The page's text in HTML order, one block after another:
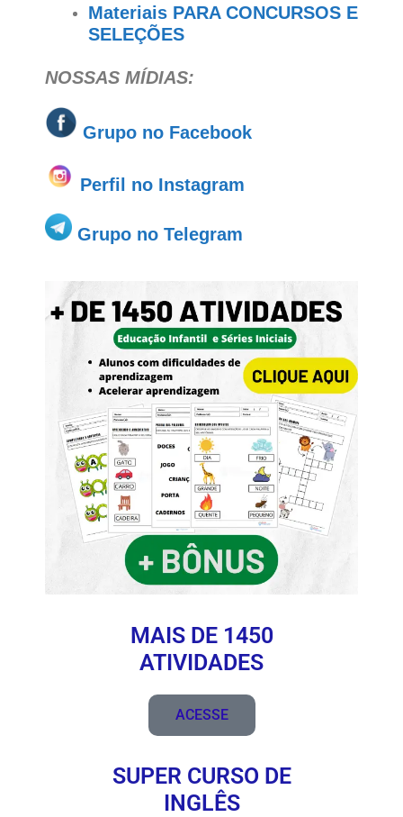
Materiais PARA CONCURSOS E
SELEÇÕES
NOSSAS MÍDIAS:
Grupo no Facebook
Perfil no Instagram
Grupo no Telegram
MAIS DE 1450
ATIVIDADES
ACESSE
SUPER CURSO DE
INGLÊS